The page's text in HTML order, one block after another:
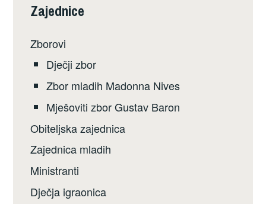
Zajednice
Zborovi
Dječji zbor
Zbor mladih Madonna Nives
Mješoviti zbor Gustav Baron
Obiteljska zajednica
Zajednica mladih
Ministranti
Dječja igraonica